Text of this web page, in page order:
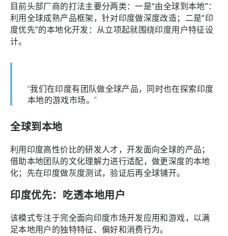
目前头部厂商的打法主要分两类：一是“由全球到本地”：
利用全球成熟产品框架，针对印度做深度改造；二是“印
度优先”的本地化开发：从立项起就围绕印度用户特征设
计。
“我们在印度有团队做全球产品，同时也在探索印度
本地的游戏市场。”
全球到本地
利用印度高性价比的研发人才，开发面向全球的产品；
借助本地团队的文化理解力进行适配，做更深度的本地
化；先在印度做灰度测试，验证后再全球铺开。
印度优先：吃透本地用户
该模式专注于完全面向印度市场开发应用和游戏，以满
足本地用户的独特特征、偏好和消费行为。